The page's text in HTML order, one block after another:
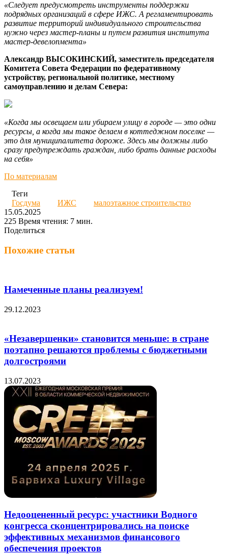
«Следует предусмотреть инструменты поддержки
подрядных организаций в сфере ИЖС. А регламентировать
развитие территорий индивидуального строительства
нужно через мастер-планы и путем развития института
мастер-девелопмента»
Александр ВЫСОКИНСКИЙ, заместитель председателя
Комитета Совета Федерации по федеративному
устройству, региональной политике, местному
самоуправлению и делам Севера:
«Когда мы освещаем или убираем улицу в городе — это одни
ресурсы, а когда мы такое делаем в коттеджном поселке —
это для муниципалитета дороже. Здесь мы должны либо
сразу предупреждать граждан, либо брать данные расходы
на себя»
По материалам
Теги
Госдума
ИЖС
малоэтажное строительство
15.05.2025
225 Время чтения: 7 мин.
Поделиться
через
Похожие статьи
Намеченные планы реализуем!
29.12.2023
«Незавершенки» становится меньше: в стране
поэтапно решаются проблемы с бюджетными
долгостроями
13.07.2023
Недооцененный ресурс: участники Водного
конгресса сконцентрировались на поиске
эффективных механизмов финансового
обеспечения проектов